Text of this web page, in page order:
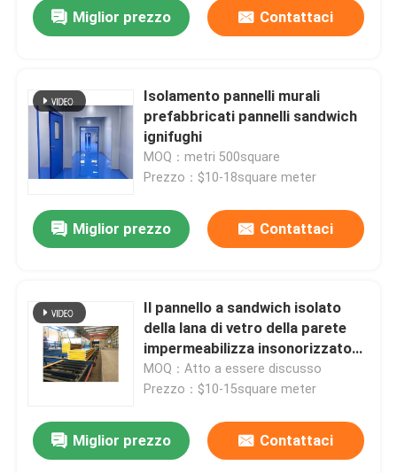
Prodotti
Circa noi
Giro della fabbrica
Miglior prezzo Contattaci
Isolamento pannelli murali
prefabbricati pannelli sandwich
ignifughi
MOQ：metri 500square
Prezzo：$10-18square meter
Miglior prezzo Contattaci
Il pannello a sandwich isolato
della lana di vetro della parete
impermeabilizza insonorizzato
inossidabile
MOQ：Atto a essere discusso
Prezzo：$10-15square meter
Miglior prezzo Contattaci